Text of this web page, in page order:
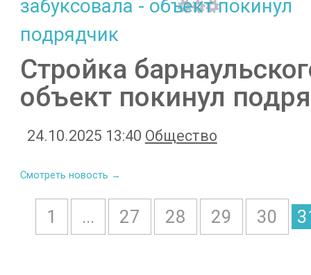
Стройка
объект покинул
24.10.2025 13:40 Общество
Смотреть новость →
1 ... 27 28 29 30